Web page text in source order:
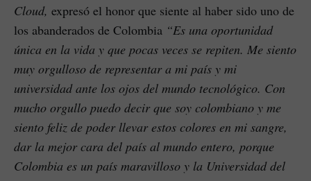
Cloud, expresó el honor que siente al haber sido uno de
los abanderados de Colombia “Es una oportunidad
única en la vida y que pocas veces se repiten. Me siento
muy orgulloso de representar a mi país y mi
universidad ante los ojos del mundo tecnológico. Con
mucho orgullo puedo decir que soy colombiano y me
siento feliz de poder llevar estos colores en mi sangre,
dar la mejor cara del país al mundo entero, porque
Colombia es un país maravilloso y la Universidad del